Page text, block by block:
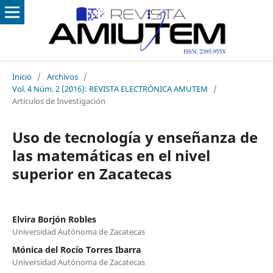
Inicio / Archivos /
Vol. 4 Núm. 2 (2016): REVISTA ELECTRÓNICA AMUTEM
/
Artículos de Investigación
Uso de tecnología y enseñanza de
las matemáticas en el nivel
superior en Zacatecas
Elvira Borjón Robles
Universidad Autónoma de Zacatecas
Mónica del Rocío Torres Ibarra
Universidad Autónoma de Zacatecas